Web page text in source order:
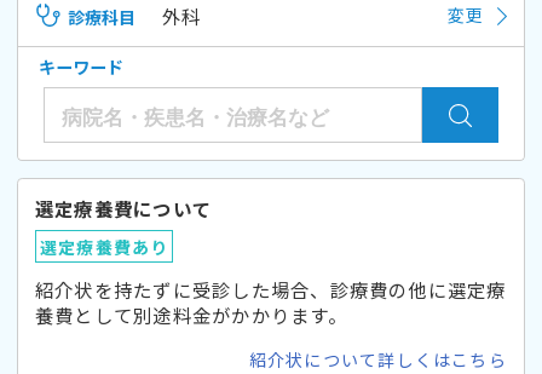
診療科目 外科 変更
キーワード
選定療養費について
選定療養費あり
紹介状を持たずに受診した場合、診療費の他に選定療
養費として別途料金がかかります。
紹介状について詳しくはこちら